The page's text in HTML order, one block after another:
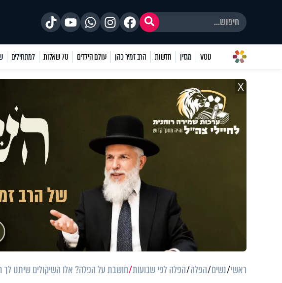
VOD מגזין חדשות הרב זמיר כהן עולם הילדים 70 שאלות למתחילים
X
ראשי נשים הפלה הפלה לפי שבועות חושבת על הפלה? אלו השיקולים שיתנו